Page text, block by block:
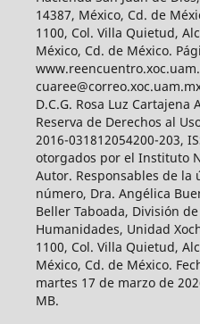
14387, México, Cd. de
1100, Col. Villa Quietud,
México, Cd. de México.
D.C.G. Rosa Luz
Reserva de Derechos al
2016-031812054200-203,
otorgados por el Instituto
Autor. Responsables de
número, Dra. Angélica
Beller Taboada, División
Humanidades, Unidad
1100, Col. Villa Quietud,
México, Cd. de México.
martes 17 de marzo de
MB.